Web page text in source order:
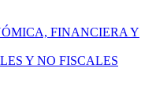
FINANCIERA Y
Y NO FISCALES